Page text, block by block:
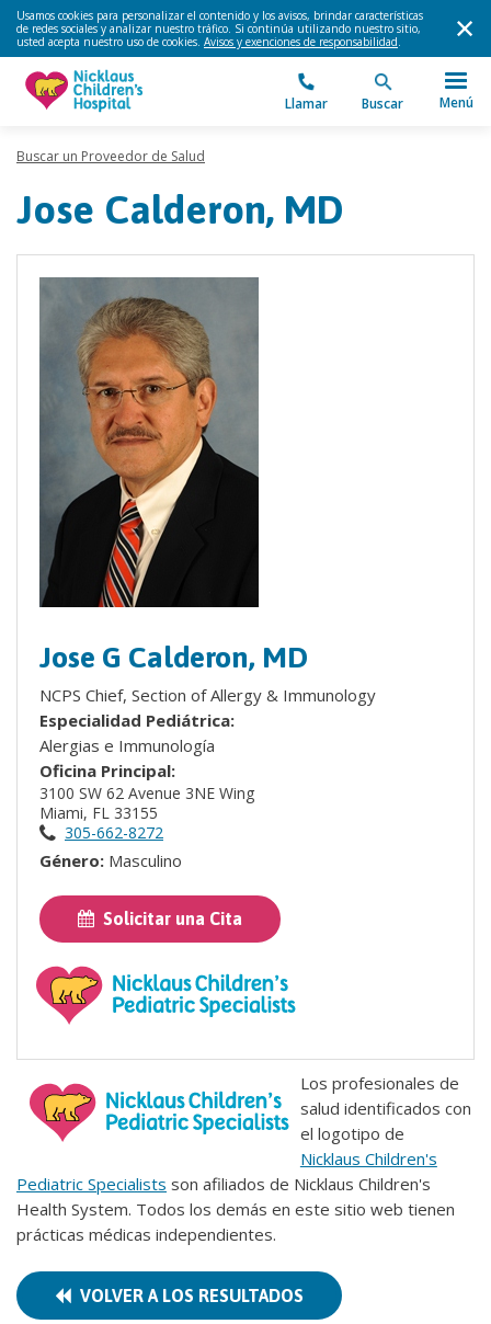
Usamos cookies para personalizar el contenido y los avisos, brindar características
de redes sociales y analizar nuestro tráfico. Si continúa utilizando nuestro sitio,
usted acepta nuestro uso de cookies. Avisos y exenciones de responsabilidad.
Llamar Buscar Menú
Buscar un Proveedor de Salud
Jose Calderon, MD
Jose G Calderon, MD
NCPS Chief, Section of Allergy & Immunology
Especialidad Pediátrica:
Alergias e Immunología
Oficina Principal:
3100 SW 62 Avenue 3NE Wing
Miami, FL 33155
305-662-8272
Género: Masculino
Solicitar una Cita
Los profesionales de
salud identificados con
el logotipo de
Nicklaus Children's
Pediatric Specialists son afiliados de Nicklaus Children's
Health System. Todos los demás en este sitio web tienen
prácticas médicas independientes.
VOLVER A LOS RESULTADOS